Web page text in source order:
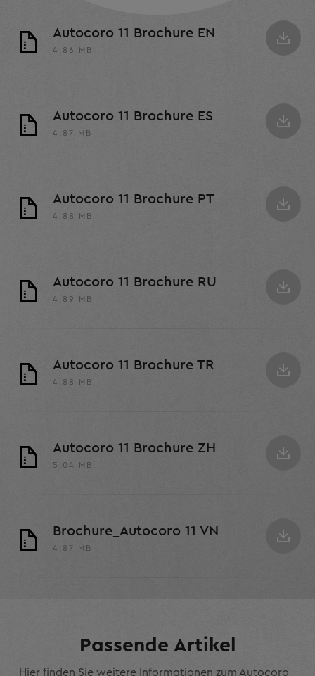
Autocoro 11 Brochure EN
4.86 MB
Autocoro 11 Brochure ES
4.87 MB
Autocoro 11 Brochure PT
4.88 MB
Autocoro 11 Brochure RU
4.89 MB
Autocoro 11 Brochure TR
4.88 MB
Autocoro 11 Brochure ZH
5.04 MB
Brochure_Autocoro 11 VN
4.87 MB
Passende Artikel
Hier finden Sie weitere Informationen zum Autocoro -